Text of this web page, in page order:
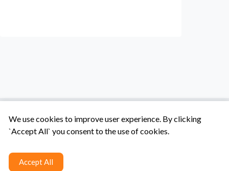
We use cookies to improve user experience. By clicking
`Accept All` you consent to the use of cookies.
Accept All